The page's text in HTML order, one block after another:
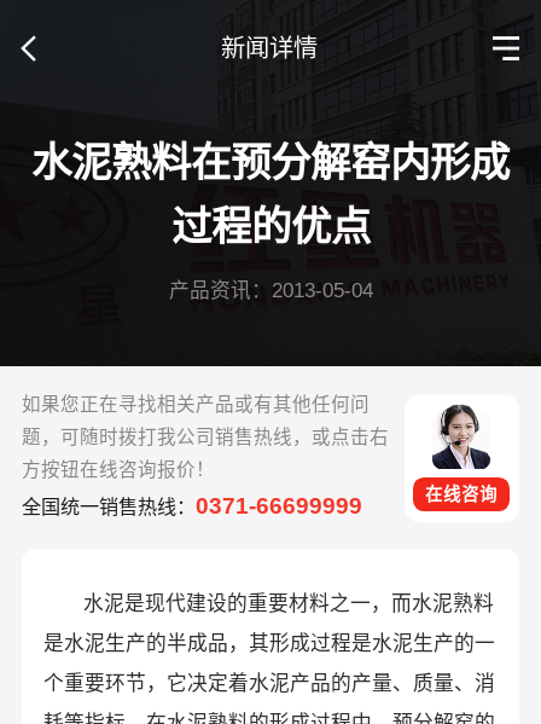
新闻详情
水泥熟料在预分解窑内形成
过程的优点
产品资讯：2013-05-04
如果您正在寻找相关产品或有其他任何问
题，可随时拨打我公司销售热线，或点击右
方按钮在线咨询报价！
全国统一销售热线： 0371-66699999 在线咨询
水泥是现代建设的重要材料之一，而水泥熟料
是水泥生产的半成品，其形成过程是水泥生产的一
个重要环节，它决定着水泥产品的产量、质量、消